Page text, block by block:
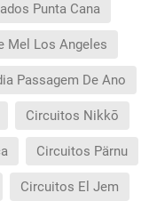
Punta Cana
Mel Los Angeles
Passagem De Ano
Circuitos Nikkō
Circuitos Pärnu
Circuitos El Jem